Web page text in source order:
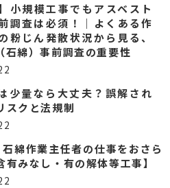
小規模工事でもアスベスト
調査は必須！｜よくある作
粉じん発散状況から見る、
石綿）事前調査の重要性
少量なら大丈夫？誤解され
スクと法規制
石綿作業主任者の仕事をおさら
有みなし・有の解体等工事】